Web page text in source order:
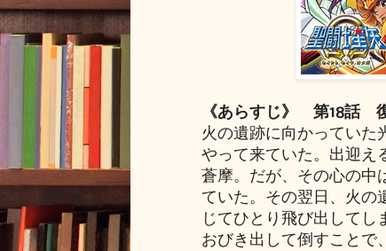
《あらすじ》 第18話
火の遺跡に向かっていた
やって来ていた。出迎え
蒼摩。だが、その心の中
ていた。その翌日、火の
じてひとり飛び出してし
おびき出して倒すことで